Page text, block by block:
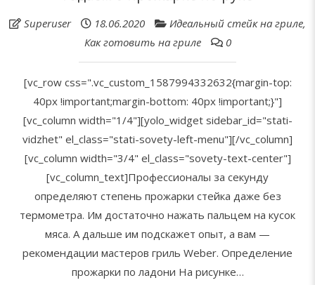
Superuser 18.06.2020 Идеальный стейк на гриле,
Как готовить на гриле
0
[vc_row css=".vc_custom_1587994332632{margin-top:
40px !important;margin-bottom: 40px !important;}"]
[vc_column width="1/4"][yolo_widget sidebar_id="stati-
vidzhet" el_class="stati-sovety-left-menu"][/vc_column]
[vc_column width="3/4" el_class="sovety-text-center"]
[vc_column_text]Профессионалы за секунду
определяют степень прожарки стейка даже без
термометра. Им достаточно нажать пальцем на кусок
мяса. А дальше им подскажет опыт, а вам —
рекомендации мастеров гриль Weber. Определение
прожарки по ладони На рисунке…